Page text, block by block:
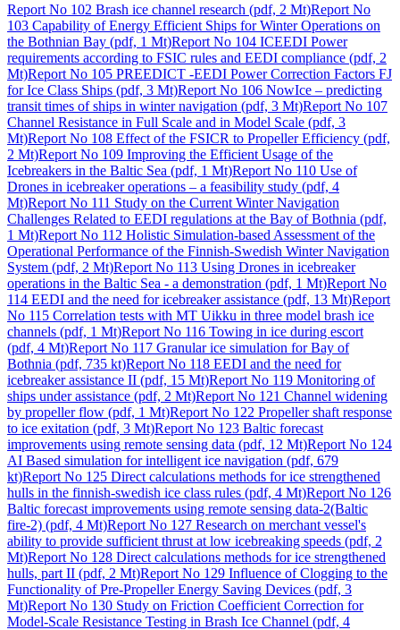
Report No 102 Brash ice channel research (pdf, 2 Mt)Report No
103 Capability of Energy Efficient Ships for Winter Operations on
the Bothnian Bay (pdf, 1 Mt)Report No 104 ICEEDI Power
requirements according to FSIC rules and EEDI compliance (pdf, 2
Mt)Report No 105 PREEDICT -EEDI Power Correction Factors FJ
for Ice Class Ships (pdf, 3 Mt)Report No 106 NowIce – predicting
transit times of ships in winter navigation (pdf, 3 Mt)Report No 107
Channel Resistance in Full Scale and in Model Scale (pdf, 3
Mt)Report No 108 Effect of the FSICR to Propeller Efficiency (pdf,
2 Mt)Report No 109 Improving the Efficient Usage of the
Icebreakers in the Baltic Sea (pdf, 1 Mt)Report No 110 Use of
Drones in icebreaker operations – a feasibility study (pdf, 4
Mt)Report No 111 Study on the Current Winter Navigation
Challenges Related to EEDI regulations at the Bay of Bothnia (pdf,
1 Mt)Report No 112 Holistic Simulation-based Assessment of the
Operational Performance of the Finnish-Swedish Winter Navigation
System (pdf, 2 Mt)Report No 113 Using Drones in icebreaker
operations in the Baltic Sea - a demonstration (pdf, 1 Mt)Report No
114 EEDI and the need for icebreaker assistance (pdf, 13 Mt)Report
No 115 Correlation tests with MT Uikku in three model brash ice
channels (pdf, 1 Mt)Report No 116 Towing in ice during escort
(pdf, 4 Mt)Report No 117 Granular ice simulation for Bay of
Bothnia (pdf, 735 kt)Report No 118 EEDI and the need for
icebreaker assistance II (pdf, 15 Mt)Report No 119 Monitoring of
ships under assistance (pdf, 2 Mt)Report No 121 Channel widening
by propeller flow (pdf, 1 Mt)Report No 122 Propeller shaft response
to ice exitation (pdf, 3 Mt)Report No 123 Baltic forecast
improvements using remote sensing data (pdf, 12 Mt)Report No 124
AI Based simulation for intelligent ice navigation (pdf, 679
kt)Report No 125 Direct calculations methods for ice strengthened
hulls in the finnish-swedish ice class rules (pdf, 4 Mt)Report No 126
Baltic forecast improvements using remote sensing data-2(Baltic
fire-2) (pdf, 4 Mt)Report No 127 Research on merchant vessel's
ability to provide sufficient thrust at low icebreaking speeds (pdf, 2
Mt)Report No 128 Direct calculations methods for ice strengthened
hulls, part II (pdf, 2 Mt)Report No 129 Influence of Clogging to the
Functionality of Pre-Propeller Energy Saving Devices (pdf, 3
Mt)Report No 130 Study on Friction Coefficient Correction for
Model-Scale Resistance Testing in Brash Ice Channel (pdf, 4